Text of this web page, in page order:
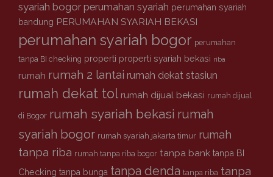
syariah bogor perumahan syariah perumahan syariah
bandung PERUMAHAN SYARIAH BEKASI
perumahan syariah bogor perumahan
tanpa BI checking properti properti syariah bekasi riba
rumah rumah 2 lantai rumah dekat stasiun
rumah dekat tol rumah dijual bekasi rumah dijual
di Bogor rumah syariah bekasi rumah
syariah bogor rumah syariah jakarta timur rumah
tanpa riba rumah tanpa riba bogor tanpa bank tanpa BI
Checking tanpa bunga tanpa denda tanpa riba tanpa